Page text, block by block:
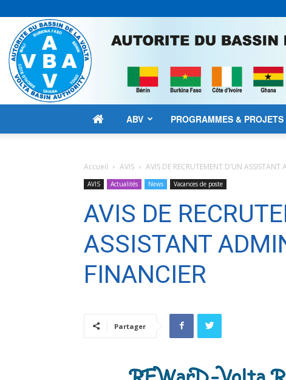
ABV PROGRAMMES & PROJETS
Accueil AVIS AVIS DE RECRUTEMENT D’UN ASSISTANT
AVIS Actualités News Vacances de poste
AVIS DE
ASSISTANT
FINANCIER
Partager